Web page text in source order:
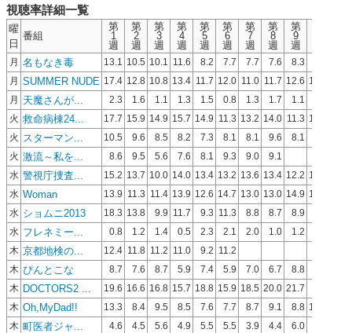
視聴率詳細一覧
曜
日
番組
第
1
週
第
2
週
第
3
週
第
4
週
第
5
週
第
6
週
第
7
週
第
8
週
第
9
週
月 名もなき毒 13.1 10.5 10.1 11.6 8.2 7.7 7.7 7.6 8.3
月
SUMMER NUDE 17.4 12.8 10.8 13.4 11.7 12.0 11.0 11.7 12.6 12.4
月
天魔さんが... 2.3 1.6 1.1 1.3 1.5 0.8 1.3 1.7 1.1
火 救命病棟24... 17.7 15.9 14.9 15.7 14.9 11.3 13.2 14.0 11.3 13.7
火
スターマン... 10.5 9.6 8.5 8.2 7.3 8.1 8.1 9.6 8.1
火 激流～私を... 8.6 9.5 5.6 7.6 8.1 9.3 9.0
9.1
水 警視庁捜査... 15.2 13.7 10.0 14.0 13.4 13.2 13.6 13.4 12.2 13.2
水 Woman 13.9 11.3 11.4 13.9 12.6 14.7 13.0 13.0 14.9 14.0
水 ショムニ2013 18.3 13.8 9.9 11.7 9.3 11.3 8.8 8.7 8.9
水 フレネミー... 0.8 1.2 1.4 0.5 2.3 2.1 2.0 1.0 1.2
木 京都地検の... 12.4 11.8 11.2 11.0 9.2
11.2
木 ぴんとこな 8.7 7.6 8.7 5.9 7.4 5.9 7.0 6.7 8.8
木
DOCTORS2 ... 19.6 16.6 16.8 15.7 18.8 15.9 18.5 20.0 21.7
木 Oh,MyDad!! 13.3 8.4 9.5 8.5 7.6 7.7 8.7 9.1 8.8 10.1
木 町医者ジャ... 4.6 4.5 5.6 4.9 5.5 5.5 3.9 4.4 6.0